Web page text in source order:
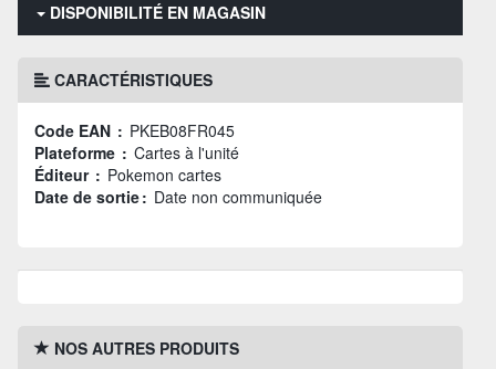
DISPONIBILITÉ EN MAGASIN
CARACTÉRISTIQUES
Code EAN : PKEB08FR045
Plateforme : Cartes à l'unité
Éditeur : Pokemon cartes
Date de sortie : Date non communiquée
NOS AUTRES PRODUITS